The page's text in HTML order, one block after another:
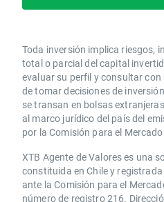
Toda inversión implica riesgos,
total o parcial del capital
evaluar su perfil y consultar
de tomar decisiones de
se transan en bolsas
al marco jurídico del país del
por la Comisión para el
XTB Agente de Valores es una
constituida en Chile y
ante la Comisión para el
número de registro 216.